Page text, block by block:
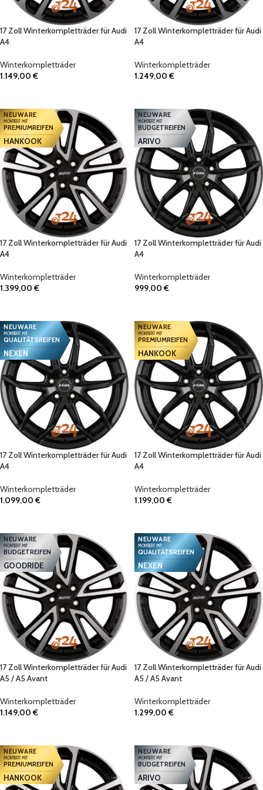
17 Zoll Winterkompletträder für Audi
A4
Winterkompletträder
1.149,00€
17 Zoll Winterkompletträder für Audi
A4
Winterkompletträder
1.249,00€
NEUWARE
MONTIERT MIT
PREMIUMREIFEN
HANKOOK
17 Zoll Winterkompletträder für Audi
A4
Winterkompletträder
1.399,00€
NEUWARE
MONTIERT MIT
BUDGETREIFEN
ARIVO
17 Zoll Winterkompletträder für Audi
A4
Winterkompletträder
999,00€
NEUWARE
MONTIERT MIT
QUALITÄTSREIFEN
NEXEN
17 Zoll Winterkompletträder für Audi
A4
Winterkompletträder
1.099,00€
NEUWARE
MONTIERT MIT
PREMIUMREIFEN
HANKOOK
17 Zoll Winterkompletträder für Audi
A4
Winterkompletträder
1.199,00€
NEUWARE
MONTIERT MIT
BUDGETREIFEN
GOODRIDE
17 Zoll Winterkompletträder für Audi
A5 / A5 Avant
Winterkompletträder
1.149,00€
NEUWARE
MONTIERT MIT
QUALITÄTSREIFEN
NEXEN
17 Zoll Winterkompletträder für Audi
A5 / A5 Avant
Winterkompletträder
1.299,00€
NEUWARE
MONTIERT MIT
PREMIUMREIFEN
HANKOOK
NEUWARE
MONTIERT MIT
BUDGETREIFEN
ARIVO